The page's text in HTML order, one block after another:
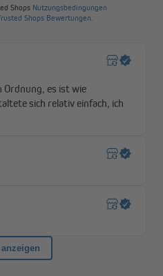
Raum
du den Lichteinfall exakt
per Ultraschall geschnitten,
bleiben. Dank der
die Farben auch bei starker